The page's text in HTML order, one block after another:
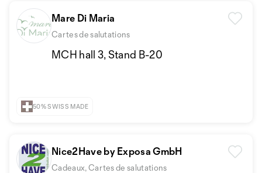
Mare Di Maria
Cartes de salutations
MCH hall 3, Stand B-20
50% SWISS MADE
Nice2Have by Exposa GmbH
Cadeaux, Cartes de salutations